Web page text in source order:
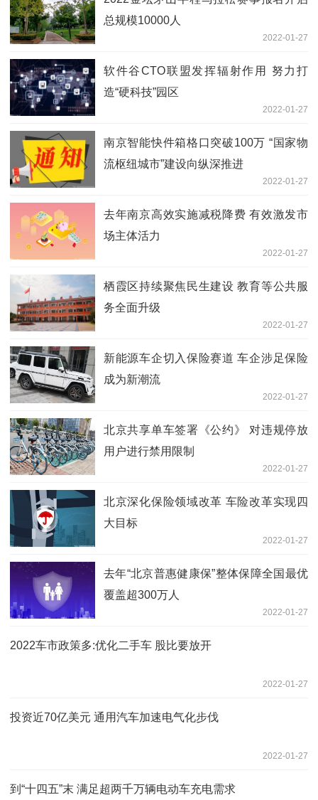
总规模10000人
2022-01-27
软件谷CTO联盟发挥辐射作用 努力打
造“硬科技”园区
2022-01-27
南京智能快件箱格口突破100万 “国家物
流枢纽城市”建设向纵深推进
2022-01-27
去年南京高效实施减税降费 有效激发市
场主体活力
2022-01-27
栖霞区持续聚焦民生建设 教育等公共服
务全面升级
2022-01-27
新能源车企切入保险赛道 车企涉足保险
成为新潮流
2022-01-27
北京共享单车签署《公约》 对违规停放
用户进行禁用限制
2022-01-27
北京深化保险领域改革 车险改革实现四
大目标
2022-01-27
去年“北京普惠健康保”整体保障全国最优
覆盖超300万人
2022-01-27
2022车市政策多:优化二手车 股比要放开
2022-01-27
投资近70亿美元 通用汽车加速电气化步伐
2022-01-27
到“十四五”末 满足超两千万辆电动车充电需求